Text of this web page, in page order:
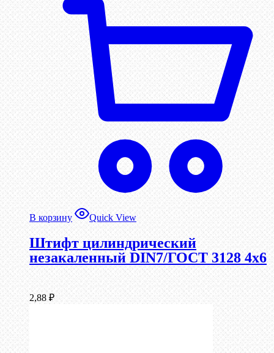
В корзину Quick View
Штифт цилиндрический
незакаленный DIN7/ГОСТ 3128 4х6
2,88 ₽